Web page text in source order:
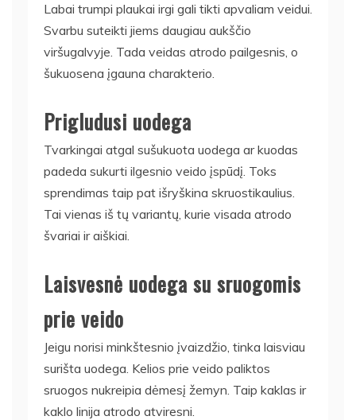
Labai trumpi plaukai irgi gali tikti apvaliam veidui.
Svarbu suteikti jiems daugiau aukščio
viršugalvyje. Tada veidas atrodo pailgesnis, o
šukuosena įgauna charakterio.
Prigludusi uodega
Tvarkingai atgal sušukuota uodega ar kuodas
padeda sukurti ilgesnio veido įspūdį. Toks
sprendimas taip pat išryškina skruostikaulius.
Tai vienas iš tų variantų, kurie visada atrodo
švariai ir aiškiai.
Laisvesnė uodega su sruogomis
prie veido
Jeigu norisi minkštesnio įvaizdžio, tinka laisviau
surišta uodega. Kelios prie veido paliktos
sruogos nukreipia dėmesį žemyn. Taip kaklas ir
kaklo linija atrodo atviresni.